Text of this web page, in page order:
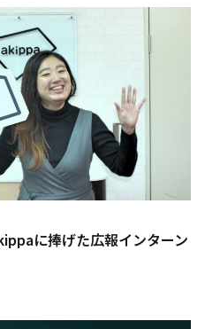
に捧げた広報インターン